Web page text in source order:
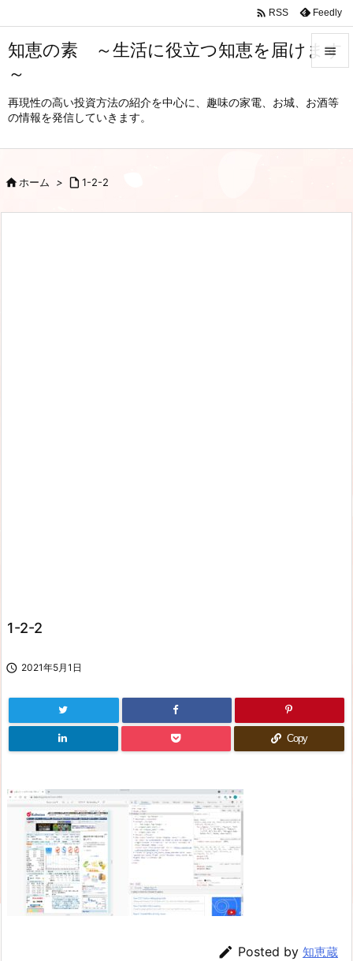
知恵の素 ～生活に役立つ知恵を届けます
～
再現性の高い投資方法の紹介を中心に、趣味の家電、お城、お酒等
の情報を発信していきます。

メニュ
 RSS Feedly
ホーム >  1-2-2
1-2-2
 2021年5月1日
Copy
 Posted by 知恵蔵